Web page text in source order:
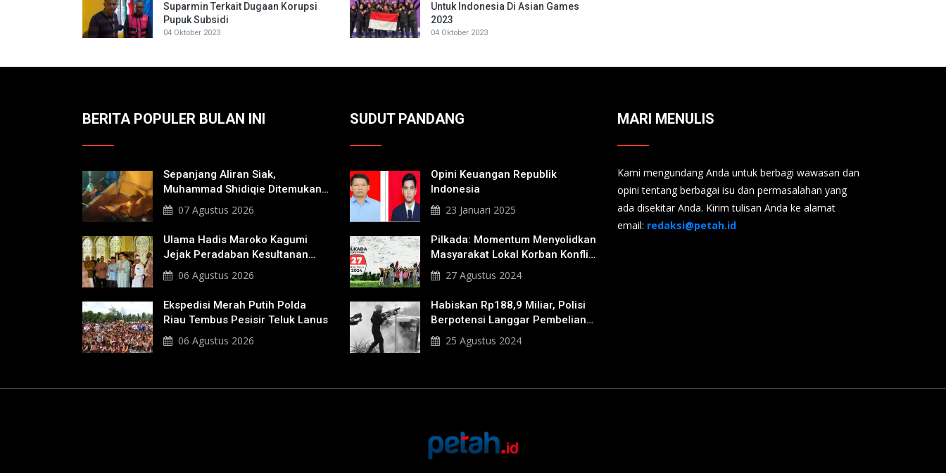
Suparmin Terkait Dugaan Korupsi
Pupuk Subsidi
04 Oktober 2023
Untuk Indonesia Di Asian Games
2023
04 Oktober 2023
BERITA POPULER BULAN INI
Sepanjang Aliran Siak,
Muhammad Shidiqie Ditemukan
Satu Kilo Dari Tempat Pertama
Tenggelam
07 Agustus 2026
Ulama Hadis Maroko Kagumi
Jejak Peradaban Kesultanan
Siak, Ziarahi Makam Sultan
Hingga Pendiri Pekanbaru
06 Agustus 2026
Ekspedisi Merah Putih Polda
Riau Tembus Pesisir Teluk Lanus
06 Agustus 2026
SUDUT PANDANG
Opini Keuangan Republik
Indonesia
23 Januari 2025
Pilkada: Momentum Menyolidkan
Masyarakat Lokal Korban Konflik
Agraria27 Agustus 2024
Habiskan Rp188,9 Miliar, Polisi
Berpotensi Langgar Pembelian
Gas Air Mata
25 Agustus 2024
MARI MENULIS
Kami mengundang Anda untuk berbagi wawasan dan
opini tentang berbagai isu dan permasalahan yang
ada disekitar Anda. Kirim tulisan Anda ke alamat
email: redaksi@petah.id